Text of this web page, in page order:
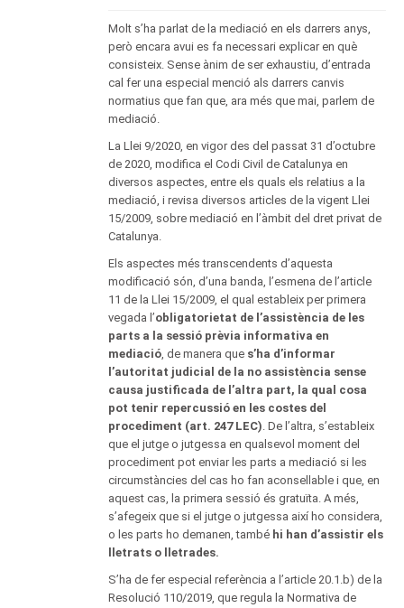
Molt s’ha parlat de la mediació en els darrers anys,
però encara avui es fa necessari explicar en què
consisteix. Sense ànim de ser exhaustiu, d’entrada
cal fer una especial menció als darrers canvis
normatius que fan que, ara més que mai, parlem de
mediació.
La Llei 9/2020, en vigor des del passat 31 d’octubre
de 2020, modifica el Codi Civil de Catalunya en
diversos aspectes, entre els quals els relatius a la
mediació, i revisa diversos articles de la vigent Llei
15/2009, sobre mediació en l’àmbit del dret privat de
Catalunya.
Els aspectes més transcendents d’aquesta
modificació són, d’una banda, l’esmena de l’article
11 de la Llei 15/2009, el qual estableix per primera
vegada l’obligatorietat de l’assistència de les
parts a la sessió prèvia informativa en
mediació, de manera que s’ha d’informar
l’autoritat judicial de la no assistència sense
causa justificada de l’altra part, la qual cosa
pot tenir repercussió en les costes del
procediment (art. 247 LEC). De l’altra, s’estableix
que el jutge o jutgessa en qualsevol moment del
procediment pot enviar les parts a mediació si les
circumstàncies del cas ho fan aconsellable i que, en
aquest cas, la primera sessió és gratuïta. A més,
s’afegeix que si el jutge o jutgessa així ho considera,
o les parts ho demanen, també hi han d’assistir els
lletrats o lletrades.
S’ha de fer especial referència a l’article 20.1.b) de la
Resolució 110/2019, que regula la Normativa de